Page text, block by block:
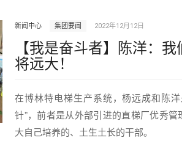
新闻中心 集团要闻 2022年12月12日
【我是奋斗者】陈洋：
将远大！
在博林特电梯生产系统，杨远成和陈
针”，前者是从外部引进的直梯厂优秀
大自己培养的、土生土长的干部。